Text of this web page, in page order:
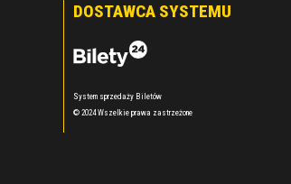
DOSTAWCA SYSTEMU
System sprzedaży Biletów
© 2024 Wszelkie prawa zastrzeżone